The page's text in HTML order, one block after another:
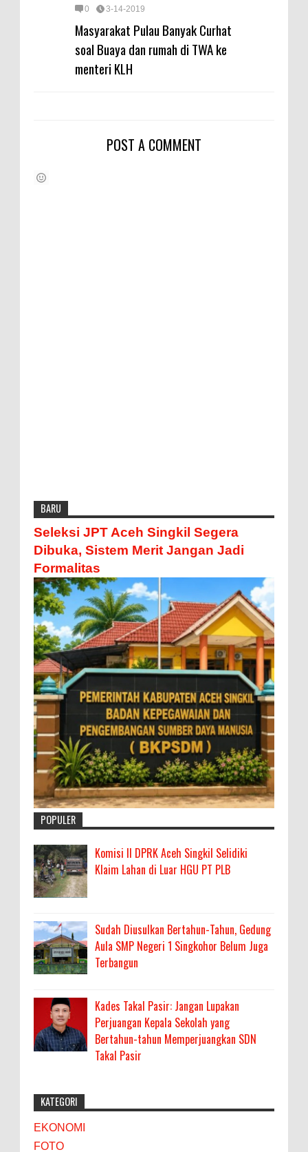
0 3-14-2019
Masyarakat Pulau Banyak Curhat
soal Buaya dan rumah di TWA ke
menteri KLH
POST A COMMENT
BARU
Seleksi JPT Aceh Singkil Segera
Dibuka, Sistem Merit Jangan Jadi
Formalitas
POPULER
Komisi II DPRK Aceh Singkil Selidiki
Klaim Lahan di Luar HGU PT PLB
Sudah Diusulkan Bertahun-Tahun, Gedung
Aula SMP Negeri 1 Singkohor Belum Juga
Terbangun
Kades Takal Pasir: Jangan Lupakan
Perjuangan Kepala Sekolah yang
Bertahun-tahun Memperjuangkan SDN
Takal Pasir
KATEGORI
EKONOMI
FOTO